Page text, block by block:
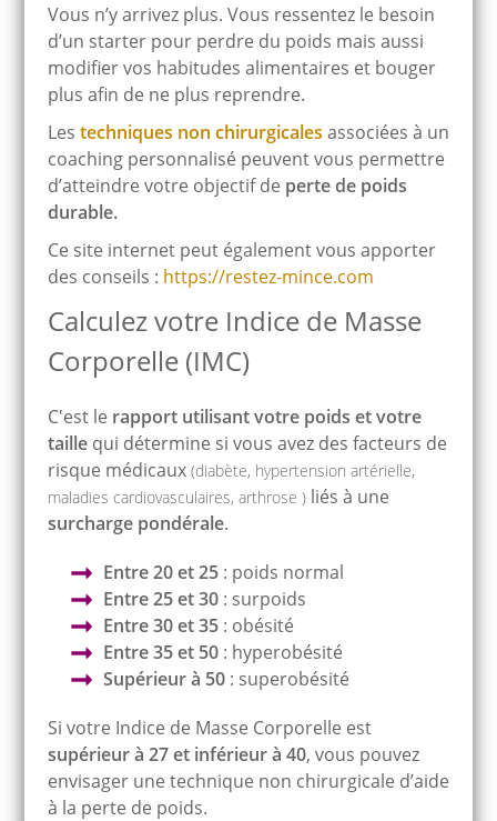
Vous n’y arrivez plus. Vous ressentez le besoin
d’un starter pour perdre du poids mais aussi
modifier vos habitudes alimentaires et bouger
plus afin de ne plus reprendre.
Les techniques non chirurgicales associées à un
coaching personnalisé peuvent vous permettre
d’atteindre votre objectif de perte de poids
durable.
Ce site internet peut également vous apporter
des conseils : https://restez-mince.com
Calculez votre Indice de Masse
Corporelle (IMC)
C'est le rapport utilisant votre poids et votre
taillequi détermine si vous avez des facteurs de
risque médicaux (diabète, hypertension artérielle,
maladies cardiovasculaires, arthrose )liés à une
surcharge pondérale.
Entre 20 et 25: poids normal
Entre 25 et 30: surpoids
Entre 30 et 35: obésité
Entre 35 et 50: hyperobésité
Supérieur à 50: superobésité
Si votre Indice de Masse Corporelle est
supérieur à 27 et inférieur à 40, vous pouvez
envisager une technique non chirurgicale d’aide
à la perte de poids.